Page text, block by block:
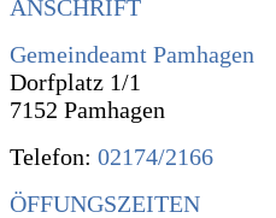
ANSCHRIFT
Gemeindeamt Pamhagen
Dorfplatz 1/1
7152 Pamhagen
Telefon: 02174/2166
ÖFFUNGSZEITEN